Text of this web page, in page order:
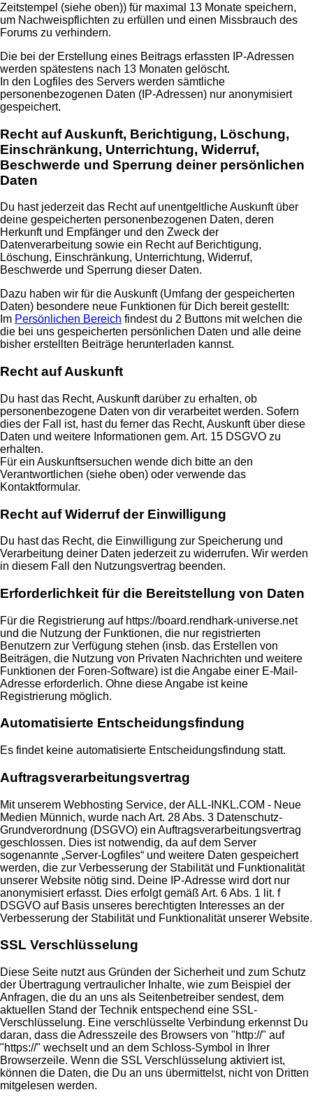
Zeitstempel (siehe oben)) für maximal 13 Monate speichern,
um Nachweispflichten zu erfüllen und einen Missbrauch des
Forums zu verhindern.
Die bei der Erstellung eines Beitrags erfassten IP-Adressen
werden spätestens nach 13 Monaten gelöscht.
In den Logfiles des Servers werden sämtliche
personenbezogenen Daten (IP-Adressen) nur anonymisiert
gespeichert.
Recht auf Auskunft, Berichtigung, Löschung,
Einschränkung, Unterrichtung, Widerruf,
Beschwerde und Sperrung deiner persönlichen
Daten
Du hast jederzeit das Recht auf unentgeltliche Auskunft über
deine gespeicherten personenbezogenen Daten, deren
Herkunft und Empfänger und den Zweck der
Datenverarbeitung sowie ein Recht auf Berichtigung,
Löschung, Einschränkung, Unterrichtung, Widerruf,
Beschwerde und Sperrung dieser Daten.
Dazu haben wir für die Auskunft (Umfang der gespeicherten
Daten) besondere neue Funktionen für Dich bereit gestellt:
Im Persönlichen Bereich findest du 2 Buttons mit welchen die
die bei uns gespeicherten persönlichen Daten und alle deine
bisher erstellten Beiträge herunterladen kannst.
Recht auf Auskunft
Du hast das Recht, Auskunft darüber zu erhalten, ob
personenbezogene Daten von dir verarbeitet werden. Sofern
dies der Fall ist, hast du ferner das Recht, Auskunft über diese
Daten und weitere Informationen gem. Art. 15 DSGVO zu
erhalten.
Für ein Auskunftsersuchen wende dich bitte an den
Verantwortlichen (siehe oben) oder verwende das
Kontaktformular.
Recht auf Widerruf der Einwilligung
Du hast das Recht, die Einwilligung zur Speicherung und
Verarbeitung deiner Daten jederzeit zu widerrufen. Wir werden
in diesem Fall den Nutzungsvertrag beenden.
Erforderlichkeit für die Bereitstellung von Daten
Für die Registrierung auf https://board.rendhark-universe.net
und die Nutzung der Funktionen, die nur registrierten
Benutzern zur Verfügung stehen (insb. das Erstellen von
Beiträgen, die Nutzung von Privaten Nachrichten und weitere
Funktionen der Foren-Software) ist die Angabe einer E-Mail-
Adresse erforderlich. Ohne diese Angabe ist keine
Registrierung möglich.
Automatisierte Entscheidungsfindung
Es findet keine automatisierte Entscheidungsfindung statt.
Auftragsverarbeitungsvertrag
Mit unserem Webhosting Service, der ALL-INKL.COM - Neue
Medien Münnich, wurde nach Art. 28 Abs. 3 Datenschutz-
Grundverordnung (DSGVO) ein Auftragsverarbeitungsvertrag
geschlossen. Dies ist notwendig, da auf dem Server
sogenannte „Server-Logfiles“ und weitere Daten gespeichert
werden, die zur Verbesserung der Stabilität und Funktionalität
unserer Website nötig sind. Deine IP-Adresse wird dort nur
anonymisiert erfasst. Dies erfolgt gemäß Art. 6 Abs. 1 lit. f
DSGVO auf Basis unseres berechtigten Interesses an der
Verbesserung der Stabilität und Funktionalität unserer Website.
SSL Verschlüsselung
Diese Seite nutzt aus Gründen der Sicherheit und zum Schutz
der Übertragung vertraulicher Inhalte, wie zum Beispiel der
Anfragen, die du an uns als Seitenbetreiber sendest, dem
aktuellen Stand der Technik entspechend eine SSL-
Verschlüsselung. Eine verschlüsselte Verbindung erkennst Du
daran, dass die Adresszeile des Browsers von "http://" auf
"https://" wechselt und an dem Schloss-Symbol in Ihrer
Browserzeile. Wenn die SSL Verschlüsselung aktiviert ist,
können die Daten, die Du an uns übermittelst, nicht von Dritten
mitgelesen werden.